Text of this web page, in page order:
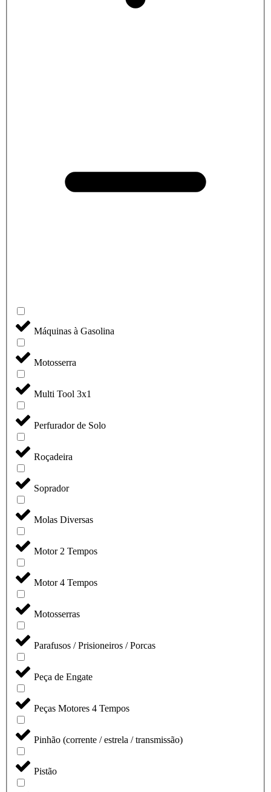
Máquinas à Gasolina
Motosserra
Multi Tool 3x1
Perfurador de Solo
Roçadeira
Soprador
Molas Diversas
Motor 2 Tempos
Motor 4 Tempos
Motosserras
Parafusos / Prisioneiros / Porcas
Peça de Engate
Peças Motores 4 Tempos
Pinhão (corrente / estrela / transmissão)
Pistão